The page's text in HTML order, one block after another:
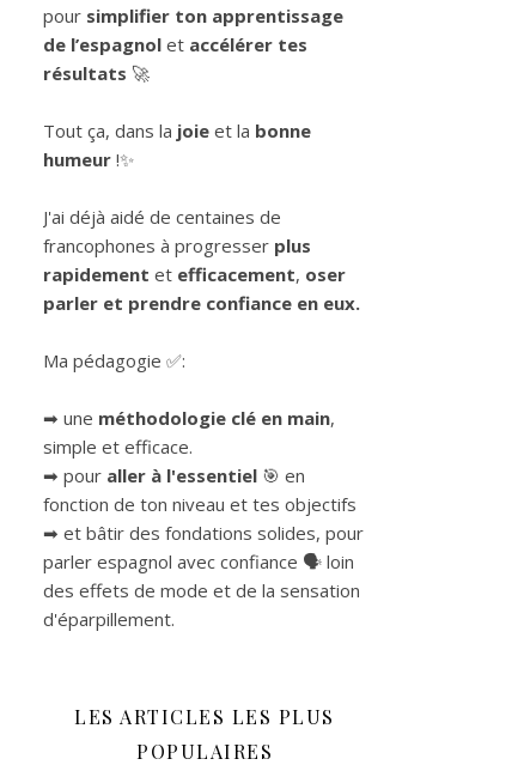
pour simplifier ton apprentissage
de l’espagnol et accélérer tes
résultats 🚀
Tout ça, dans la joie et la bonne
humeur !✨
J'ai déjà aidé de centaines de
francophones à progresser plus
rapidement et efficacement, oser
parler et prendre confiance en eux.
Ma pédagogie ✅:
➡ une méthodologie clé en main,
simple et efficace.
➡ pour aller à l'essentiel 🎯 en
fonction de ton niveau et tes objectifs
➡ et bâtir des fondations solides, pour
parler espagnol avec confiance 🗣 loin
des effets de mode et de la sensation
d'éparpillement.
LES ARTICLES LES PLUS
POPULAIRES